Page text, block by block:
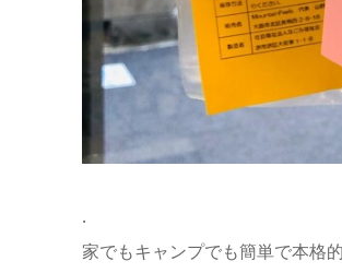
.
家でもキャンプでも簡単で本格